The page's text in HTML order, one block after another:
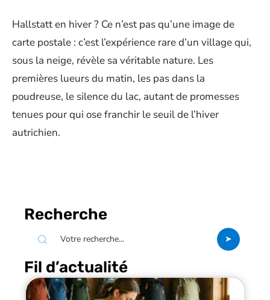
Hallstatt en hiver ? Ce n’est pas qu’une image de
carte postale : c’est l’expérience rare d’un village qui,
sous la neige, révèle sa véritable nature. Les
premières lueurs du matin, les pas dans la
poudreuse, le silence du lac, autant de promesses
tenues pour qui ose franchir le seuil de l’hiver
autrichien.
Recherche
Fil d’actualité